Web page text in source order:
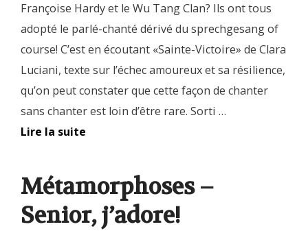
Françoise Hardy et le Wu Tang Clan? Ils ont tous
adopté le parlé-chanté dérivé du sprechgesang of
course! C’est en écoutant «Sainte-Victoire» de Clara
Luciani, texte sur l’échec amoureux et sa résilience,
qu’on peut constater que cette façon de chanter
sans chanter est loin d’être rare. Sorti …
Lire la suite
Métamorphoses –
Senior, j’adore!